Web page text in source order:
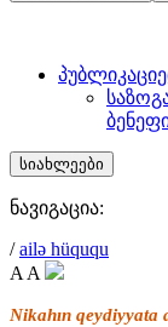
სიახლეები
ნავიგაცია:
/ ailə hüququ
A A
Nikahın qeydiyyata